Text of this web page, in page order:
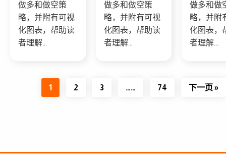
做多和做空策
略，并附有可视
化图表，帮助读
者理解...
做多和做空策
略，并附有可视
化图表，帮助读
者理解...
做多和做
略，并附
化图表，
者理解...
1 2 3 …… 74 下一页 »